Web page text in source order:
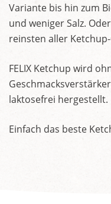
Variante bis hin zum
und weniger Salz.
reinsten aller
FELIX Ketchup wird
laktosefrei hergestellt.
Einfach das beste